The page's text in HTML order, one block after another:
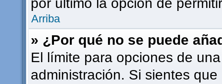
por último la opción de
Arriba
» ¿Por qué no se puede
El límite para opciones de
administración. Si sientes